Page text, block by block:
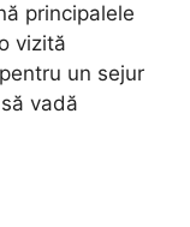
principalele
vizită
un sejur
vadă